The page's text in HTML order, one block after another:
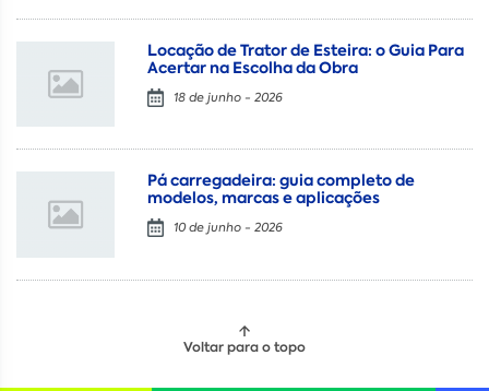
Locação de Trator de Esteira: o Guia Para
Acertar na Escolha da Obra
18 de junho - 2026
Pá carregadeira: guia completo de
modelos, marcas e aplicações
10 de junho - 2026
Voltar para o topo